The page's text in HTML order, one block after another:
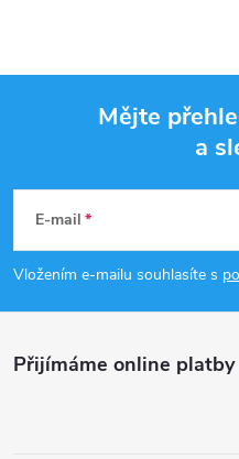
p
a
Mějte
a
E-mail
Vložením e-mailu souhlasíte s
Přijímáme online platby